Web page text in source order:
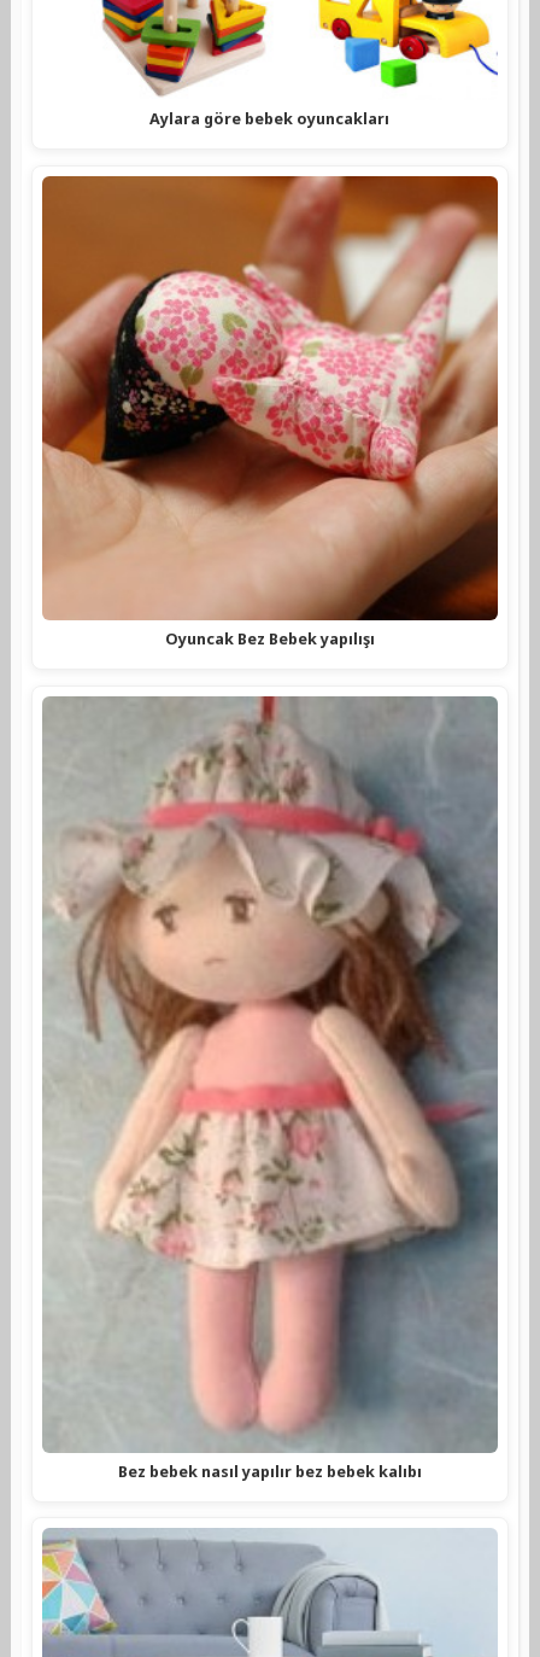
Aylara göre bebek oyuncakları
Oyuncak Bez Bebek yapılışı
Bez bebek nasıl yapılır bez bebek kalıbı